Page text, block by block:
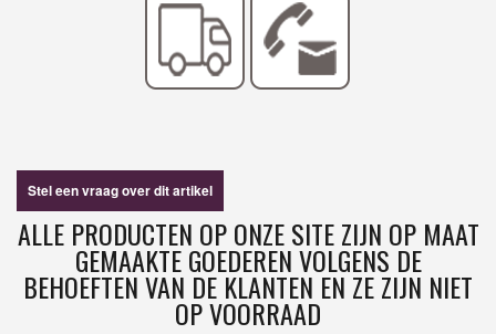
Stel een vraag over dit artikel
ALLE PRODUCTEN OP ONZE SITE ZIJN OP MAAT
GEMAAKTE GOEDEREN VOLGENS DE
BEHOEFTEN VAN DE KLANTEN EN ZE ZIJN NIET
OP VOORRAAD